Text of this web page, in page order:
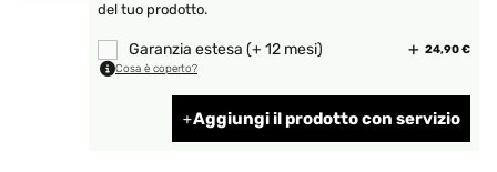
del tuo prodotto.
Garanzia estesa (+ 12 mesi) 24,90 €
Cosa è coperto?
Aggiungi il prodotto con servizio